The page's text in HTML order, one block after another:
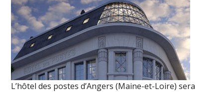
L’hôtel des postes d’Angers (Maine-et-Loire) sera